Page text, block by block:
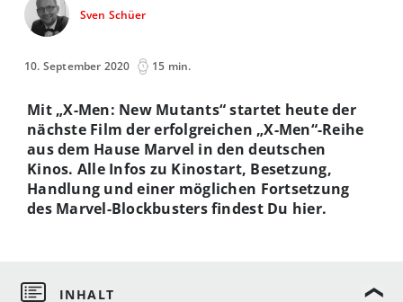
Sven Schüer
10. September 2020 15 min.
Mit „X-Men: New Mutants“ startet heute der
nächste Film der erfolgreichen „X-Men“-Reihe
aus dem Hause Marvel in den deutschen
Kinos. Alle Infos zu Kinostart, Besetzung,
Handlung und einer möglichen Fortsetzung
des Marvel-Blockbusters findest Du hier.